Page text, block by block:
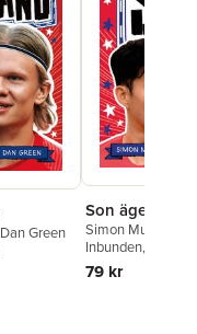
Dan Green
Son äger
Simon Mugford
Inbunden, 2025
79 kr